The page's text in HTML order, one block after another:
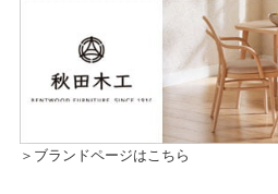
＞ブランドページはこちら